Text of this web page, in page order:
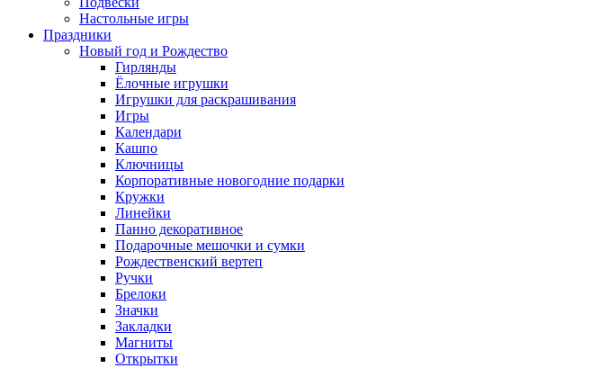
Настольные игры
Праздники
Новый год и Рождество
Гирлянды
Ёлочные игрушки
Игрушки для раскрашивания
Игры
Календари
Кашпо
Ключницы
Корпоративные новогодние подарки
Кружки
Линейки
Панно декоративное
Подарочные мешочки и сумки
Рождественский вертеп
Ручки
Брелоки
Значки
Закладки
Магниты
Открытки